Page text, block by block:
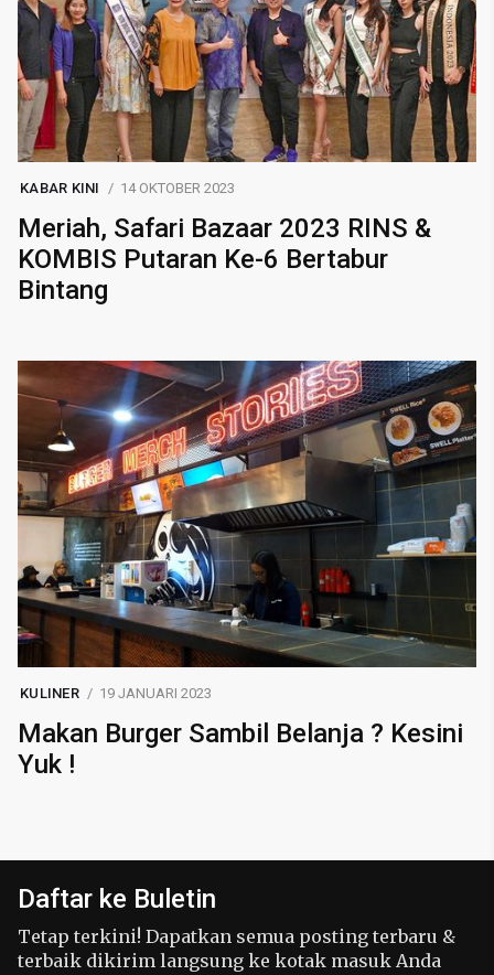
KABAR KINI 14 OKTOBER 2023
Meriah, Safari Bazaar 2023 RINS &
KOMBIS Putaran Ke-6 Bertabur
Bintang
KULINER 19 JANUARI 2023
Makan Burger Sambil Belanja ? Kesini
Yuk !
Daftar ke Buletin
Tetap terkini! Dapatkan semua posting terbaru &
terbaik dikirim langsung ke kotak masuk Anda